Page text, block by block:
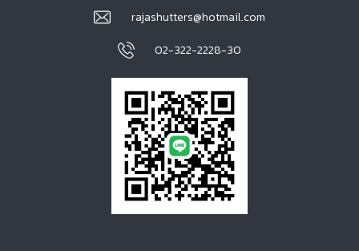
rajashutters@hotmail.com
02-322-2228-30